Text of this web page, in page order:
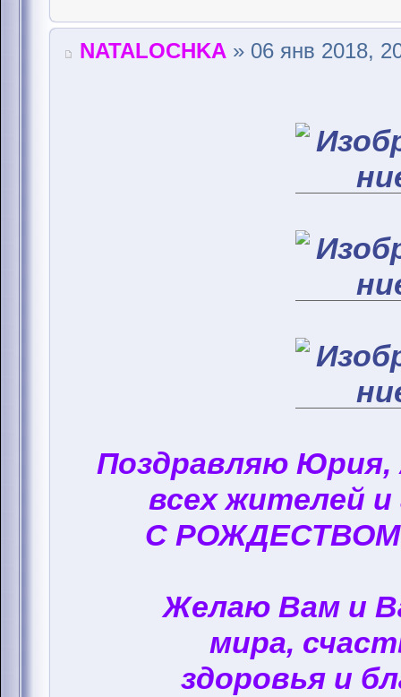
NATALOCHKA » 06 янв 2018,
Поздравляю
всех жителей
С
Желаю Вам и
мира,
здоровья и